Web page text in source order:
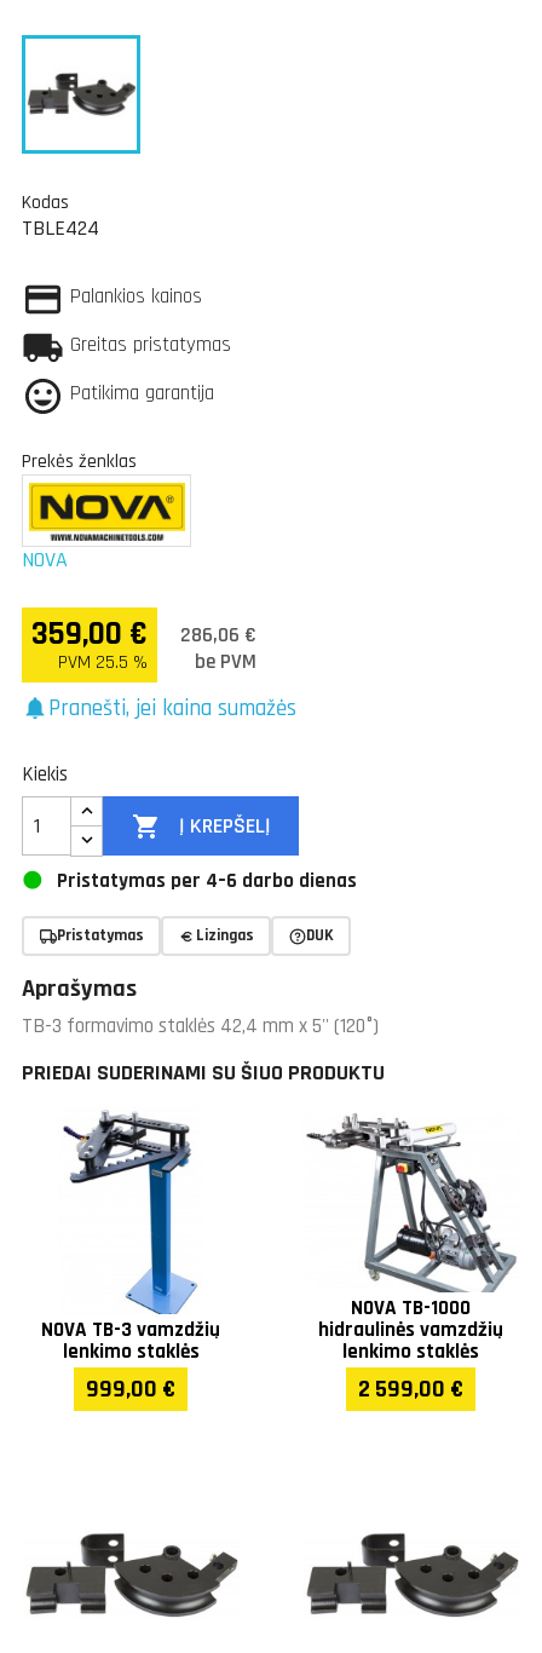
Kodas
TBLE424
Palankios kainos
Greitas pristatymas
Patikima garantija
Prekės ženklas
NOVA
359,00 €
PVM 25.5 %
286,06 €
be PVM
notificationsPranešti, jei kaina sumažės
Kiekis
 Į KREPŠELĮ
Pristatymas per 4–6 darbo dienas
Pristatymas Lizingas DUK
Aprašymas
TB-3 formavimo staklės 42,4 mm x 5'' (120°)
PRIEDAI SUDERINAMI SU ŠIUO PRODUKTU
NOVA TB-3 vamzdžių
lenkimo staklės
999,00 €
NOVA TB-1000
hidraulinės vamzdžių
lenkimo staklės
2 599,00 €